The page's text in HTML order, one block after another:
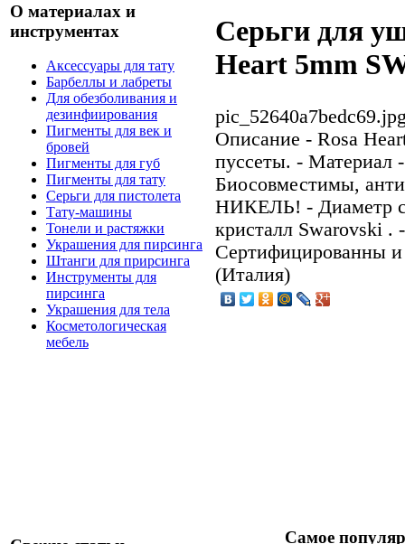
О материалах и
инструментах
Аксессуары для тату
Барбеллы и лабреты
Для обезболивания и
дезинфиирования
Пигменты для век и
бровей
Пигменты для губ
Пигменты для тату
Серьги для пистолета
Тату-машины
Тонели и растяжки
Украшения для пирсинга
Штанги для прирсинга
Инструменты для
пирсинга
Украшения для тела
Косметологическая
мебель
Серьги для
Heart 5mm
Описание - Rosa
пуссеты. - Материал
Биосовместимы,
НИКЕЛЬ! - Диаметр
кристалл Swarovski .
Сертифицированны
(Италия)
Самое